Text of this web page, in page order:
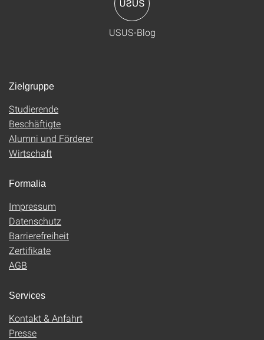
USUS-Blog
Zielgruppe
Studierende
Beschäftigte
Alumni und Förderer
Wirtschaft
Formalia
Impressum
Datenschutz
Barrierefreiheit
Zertifikate
AGB
Services
Kontakt & Anfahrt
Presse